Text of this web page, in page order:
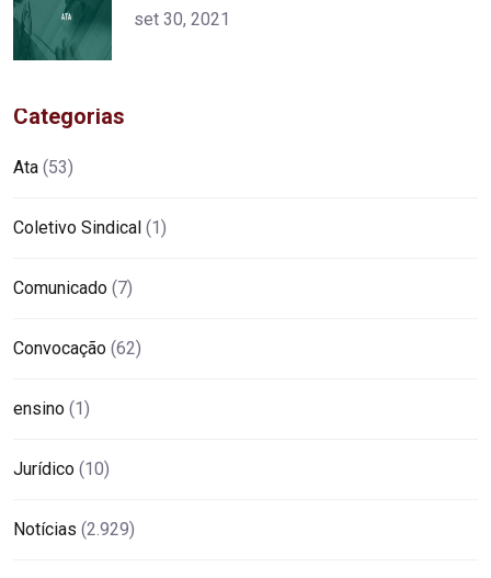
alt="product">
set 30, 2021
Categorias
Ata (53)
Coletivo Sindical (1)
Comunicado (7)
Convocação (62)
ensino (1)
Jurídico (10)
Notícias (2.929)